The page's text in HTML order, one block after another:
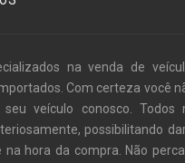
na venda de
Com certeza você
veículo conosco. Todos
possibilitando
na hora da compra. Não